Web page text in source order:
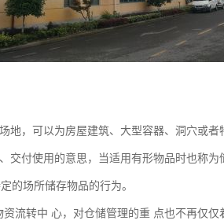
地，可以为房屋建筑、大型容器、洞穴或者
交付使用的意思，当适用有形物品时也称
的场所储存物品的行为。
流转中 心，对仓储管理的重 点也不再仅